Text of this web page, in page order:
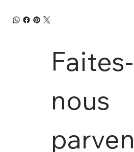
Faites-
nous